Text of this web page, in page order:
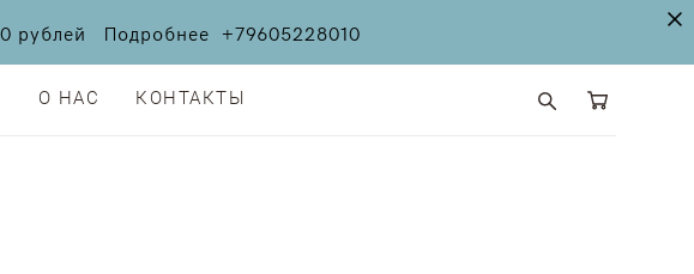
рублей Подробнее +79605228010
О НАС КОНТАКТЫ
О НАС КОНТАКТЫ